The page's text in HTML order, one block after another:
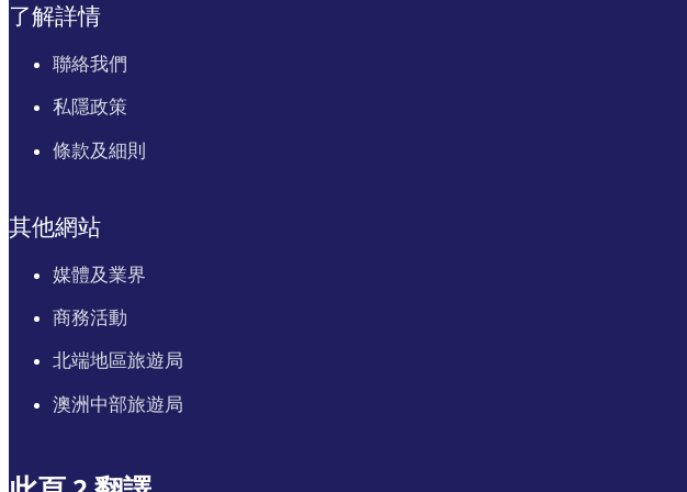
了解詳情
聯絡我們
私隱政策
條款及細則
其他網站
媒體及業界
商務活動
北端地區旅遊局
澳洲中部旅遊局